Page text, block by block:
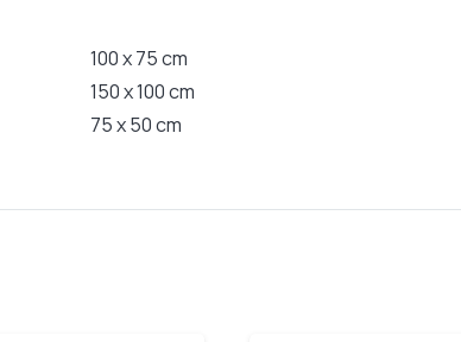
100 x 75 cm
150 x 100 cm
75 x 50 cm